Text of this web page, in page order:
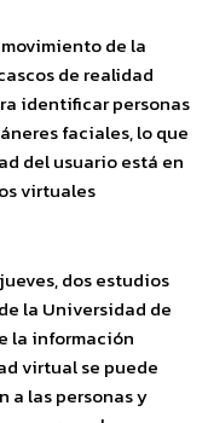
de la
de realidad
identificar personas
faciales, lo que
del usuario está en
virtuales
dos estudios
la Universidad de
la información
virtual se puede
a las personas y